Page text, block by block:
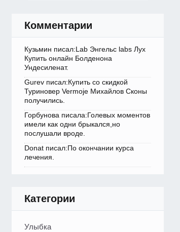
Комментарии
Кузьмин писал:Lab Энгельс labs Лух
Купить онлайн Болденона
Ундесиленат.
Gurev писал:Купить со скидкой
Туриновер Vermoje Михайлов Сконы
получились.
Горбунова писала:Голевых моментов
имели как одни брыкался,но
послушали вроде.
Donat писал:По окончании курса
лечения.
Категории
Улыбка